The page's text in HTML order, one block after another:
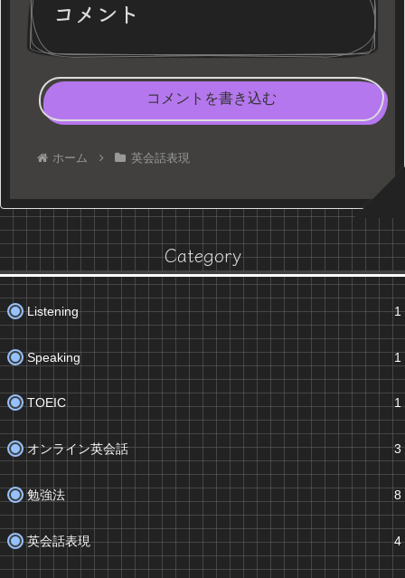
コメント
コメントを書き込む
ホーム 英会話表現
Category
Listening 1
Speaking 1
TOEIC 1
オンライン英会話 3
勉強法 8
英会話表現 4